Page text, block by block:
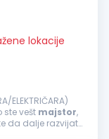
lokacije
ELEKTRIČARA)
ste vešt majstor,
da dalje razvijate